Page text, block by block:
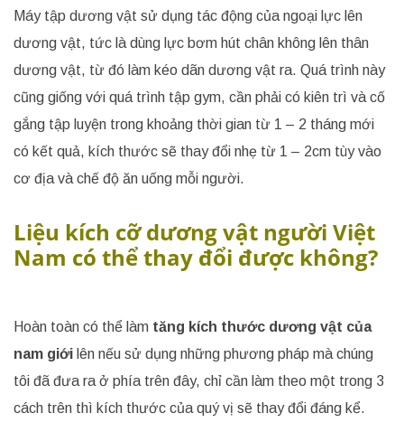
Máy tập dương vật sử dụng tác động của ngoại lực lên
dương vật, tức là dùng lực bơm hút chân không lên thân
dương vật, từ đó làm kéo dãn dương vật ra. Quá trình này
cũng giống với quá trình tập gym, cần phải có kiên trì và cố
gắng tập luyện trong khoảng thời gian từ 1 – 2 tháng mới
có kết quả, kích thước sẽ thay đổi nhẹ từ 1 – 2cm tùy vào
cơ địa và chế độ ăn uống mỗi người.
Liệu kích cỡ dương vật người Việt
Nam có thể thay đổi được không?
Hoàn toàn có thể làm tăng kích thước dương vật của
nam giới lên nếu sử dụng những phương pháp mà chúng
tôi đã đưa ra ở phía trên đây, chỉ cần làm theo một trong 3
cách trên thì kích thước của quý vị sẽ thay đổi đáng kể.